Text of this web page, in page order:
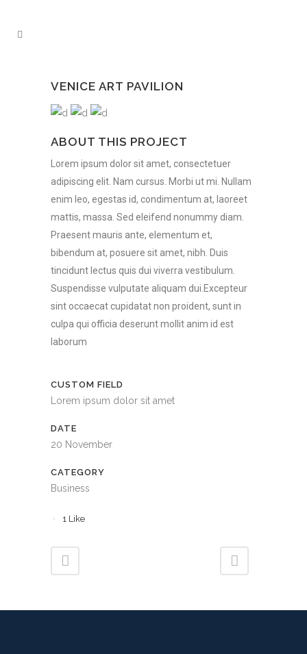
VENICE ART PAVILION
ABOUT THIS PROJECT
Lorem ipsum dolor sit amet, consectetuer
adipiscing elit. Nam cursus. Morbi ut mi. Nullam
enim leo, egestas id, condimentum at, laoreet
mattis, massa. Sed eleifend nonummy diam.
Praesent mauris ante, elementum et,
bibendum at, posuere sit amet, nibh. Duis
tincidunt lectus quis dui viverra vestibulum.
Suspendisse vulputate aliquam dui.Excepteur
sint occaecat cupidatat non proident, sunt in
culpa qui officia deserunt mollit anim id est
laborum
CUSTOM FIELD
Lorem ipsum dolor sit amet
DATE
20 November
CATEGORY
Business
1 Like